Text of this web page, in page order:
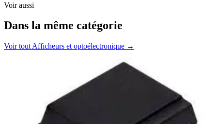
Voir aussi
Dans la même catégorie
Voir tout Afficheurs et optoélectronique →